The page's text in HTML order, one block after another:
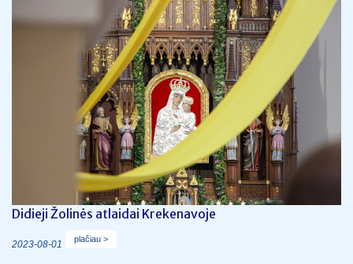
Didieji Žolinės atlaidai Krekenavoje
2023-08-01 plačiau >